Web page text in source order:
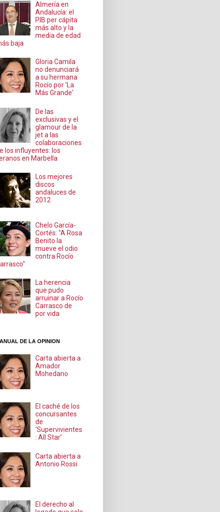
Almería en
Andalucía: el
PIB per cápita
más alto y la
media de edad
baja
Gloria Camila
no denunciará
a su hermana
Rocío por 'La
Más Grande'
De las
exclusivas y el
glamour de la
jet a las
colaboraciones
los influyentes: los
en Marbella
Los mejores
discos
andaluces de
2012
Chelo García-
Cortés: "A Rosa
Benito la
mueve el odio
contra Rocío
La herencia
que pudo
arruinar a Rocío
Carrasco de
por vida
DE LA OPINION
Carta abierta a
Amador
Mohedano
El caché de los
concursantes
de
‘Supervivientes
: All Star’
Carta abierta a
Antonio Rossi
El derecho al